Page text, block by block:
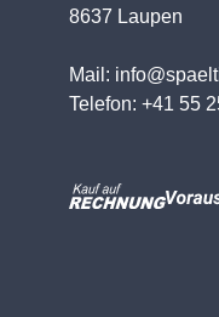
8637 Laupen
Mail:
Telefon: +41 55